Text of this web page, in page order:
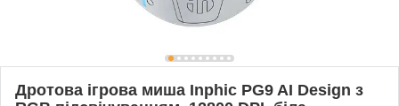
Дротова ігрова миша Inphic PG9 AI Design з